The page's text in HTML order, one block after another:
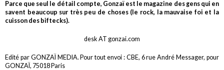
Parce que seul le détail compte, Gonzaï est le magazine des gens qui en
savent beaucoup sur très peu de choses (le rock, la mauvaise foi et la
cuisson des biftecks).
desk AT gonzai.com
Edité par GONZAÏ MEDIA. Pour tout envoi : CBE, 6 rue André Messager, pour
GONZAÏ, 75018 Paris